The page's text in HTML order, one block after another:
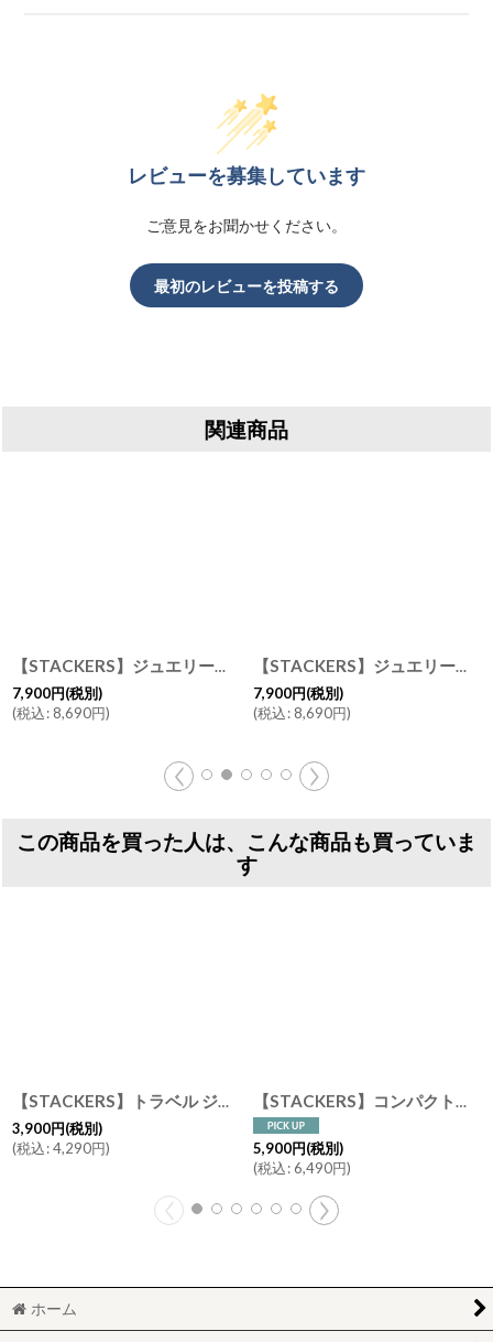
レビューを募集しています
ご意見をお聞かせください。
最初のレビューを投稿する
関連商品
【STACKERS】ジュエリー＆ウォッチボックス ペブルグレイ Pebble Gray 76330 トラベル Travel Jewellery & Watch Box スタッカーズ イギリス ロンドン
7,900円(税別)
(税込: 8,690円)
【STACKERS】ジュエリー＆ウォッチボックス ブラッシュピンク Blush Pink 76328 トラベル Travel Jewellery & Watch Box スタッカーズ イギリス ロンドン
7,900円(税別)
(税込: 8,690円)
この商品を買った人は、こんな商品も買っていま
す
【STACKERS】トラベル ジュエリーボックス S Travel S ラベンダー Lavender スタッカーズ
3,900円(税別)
(税込:4,290円)
【STACKERS】コンパクトジュエリーロール トープ グレージュ Taupe Greige Compact Jewellery Roll スタッカーズ ロンドン UK ジュエリーケース
5,900円(税別)
(税込:6,490円)
ホーム